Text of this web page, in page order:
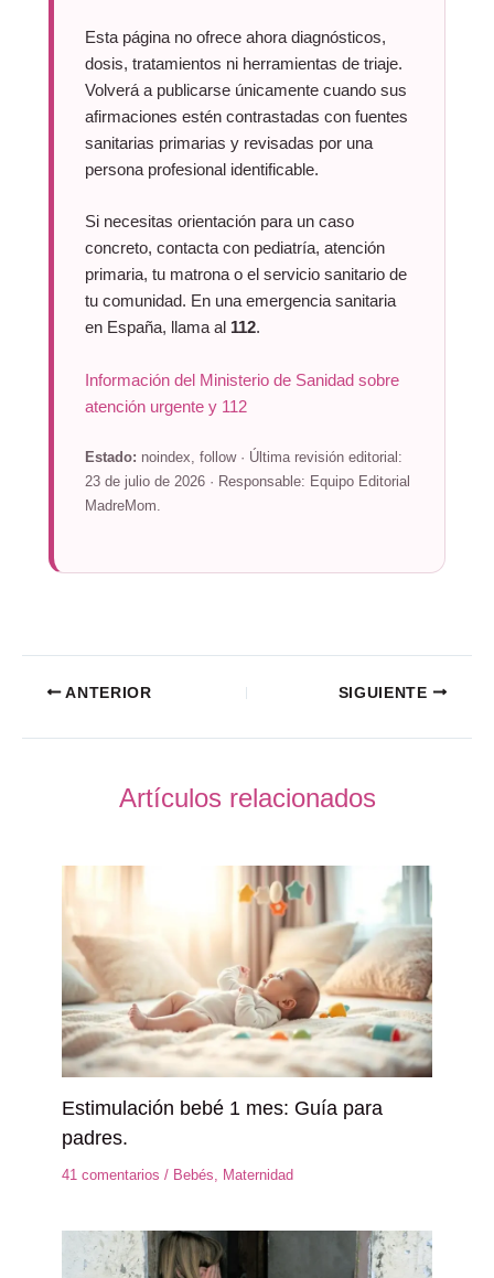
Esta página no ofrece ahora diagnósticos,
dosis, tratamientos ni herramientas de triaje.
Volverá a publicarse únicamente cuando sus
afirmaciones estén contrastadas con fuentes
sanitarias primarias y revisadas por una
persona profesional identificable.
Si necesitas orientación para un caso
concreto, contacta con pediatría, atención
primaria, tu matrona o el servicio sanitario de
tu comunidad. En una emergencia sanitaria
en España, llama al 112.
Información del Ministerio de Sanidad sobre
atención urgente y 112
Estado: noindex, follow · Última revisión editorial:
23 de julio de 2026 · Responsable: Equipo Editorial
MadreMom.
ANTERIOR SIGUIENTE
Artículos relacionados
Estimulación bebé 1 mes: Guía para
padres.
41 comentarios / Bebés, Maternidad